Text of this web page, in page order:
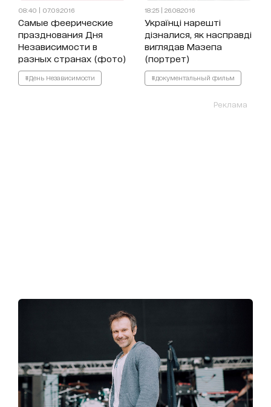
08:40 | 07.09.2016
Самые феерические
празднования Дня
Независимости в
разных странах (фото)
#День Независимости
18:25 | 26.08.2016
Українці нарешті
дізналися, як насправді
виглядав Мазепа
(портрет)
#документальный фильм
Реклама